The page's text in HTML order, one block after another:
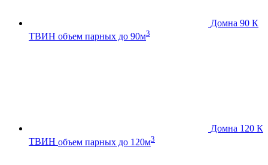
Домна 90 К
ТВИН объем парных до 90м3
Домна 120 К
ТВИН объем парных до 120м3